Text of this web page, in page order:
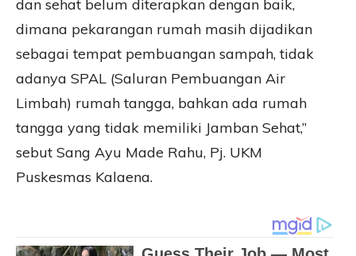
dan sehat belum diterapkan dengan baik,
dimana pekarangan rumah masih dijadikan
sebagai tempat pembuangan sampah, tidak
adanya SPAL (Saluran Pembuangan Air
Limbah) rumah tangga, bahkan ada rumah
tangga yang tidak memiliki Jamban Sehat,”
sebut Sang Ayu Made Rahu, Pj. UKM
Puskesmas Kalaena.